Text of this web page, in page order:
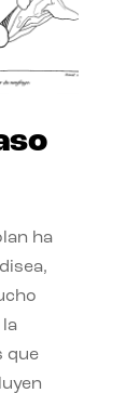
ha
la
que